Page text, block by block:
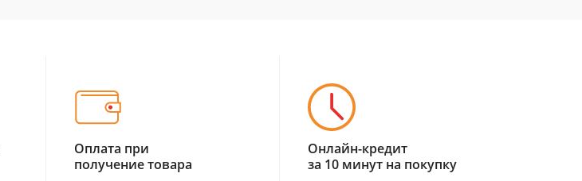
Оплата при
получение товара
Онлайн-кредит
за 10 минут на покупку